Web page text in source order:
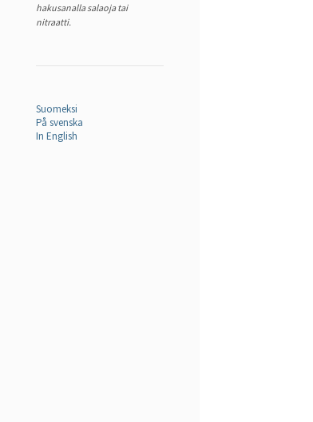
hakusanalla salaoja tai
nitraatti.
Suomeksi
På svenska
In English